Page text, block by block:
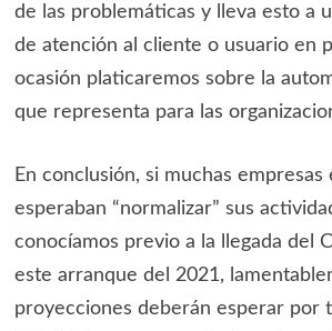
de las problemáticas y lleva esto a
de atención al cliente o usuario en
ocasión platicaremos sobre la
que representa para las
En conclusión, si muchas
esperaban “normalizar” sus
conocíamos previo a la llegada del
este arranque del 2021,
proyecciones deberán esperar por